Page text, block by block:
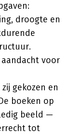
droogte en
voor
gekozen en
boeken op
beeld —
tot